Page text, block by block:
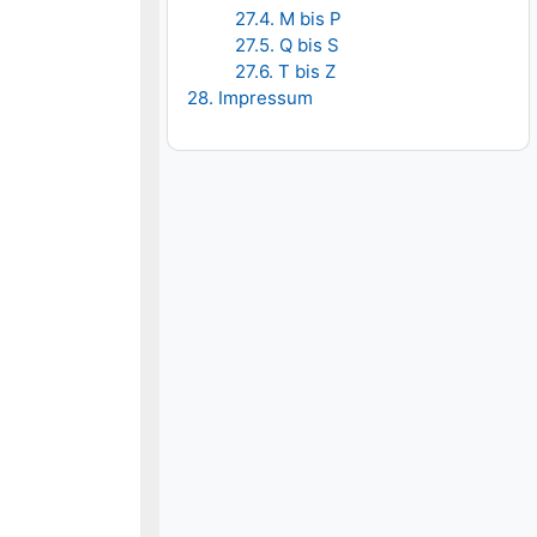
27.4. M bis P
27.5. Q bis S
27.6. T bis Z
28. Impressum